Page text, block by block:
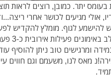
יתר. כמובן, רוצים לראות
אולי מגיעים לכושר אחרי
פעמים בשבוע
ומרגישים טוב ניתן להוסיף
מאס לנו, משעמם וגם חווים